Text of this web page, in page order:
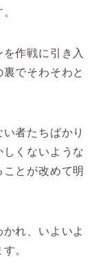
作戦に引き入
でそわそわと
者たちばかり
くないような
とが改めて明
れ、いよいよ
。